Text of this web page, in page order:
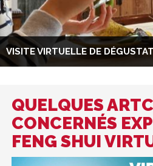
VISITE VIRTUELLE DE
QUELQUES
CONCERNÉS
FENG SHUI